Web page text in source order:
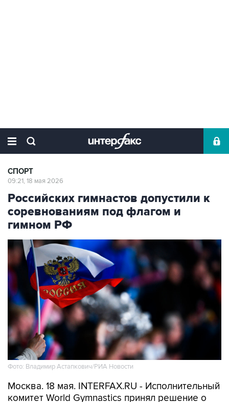
СПОРТ
09:21, 18 мая 2026
Российских гимнастов допустили к
соревнованиям под флагом и
гимном РФ
Фото: Владимир Астапкович/РИА Новости
Москва. 18 мая. INTERFAX.RU - Исполнительный
комитет World Gymnastics принял решение о